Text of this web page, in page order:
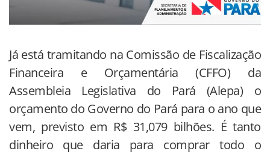
Já está tramitando na Comissão de Fiscalização
Financeira e Orçamentária (CFFO) da
Assembleia Legislativa do Pará (Alepa) o
orçamento do Governo do Pará para o ano que
vem, previsto em R$ 31,079 bilhões. É tanto
dinheiro que daria para comprar todo o